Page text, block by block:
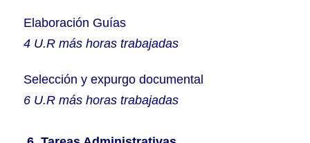
Elaboración Guías
4 U.R más horas trabajadas
Selección y expurgo documental
6 U.R más horas trabajadas